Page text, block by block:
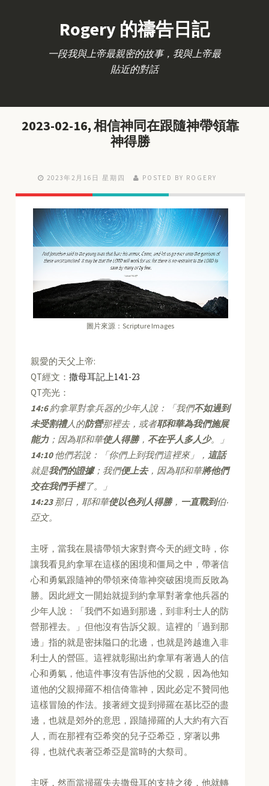
Rogery 的禱告日記
一段我與上帝最親密的故事，我與上帝最
貼近的對話
2023-02-16, 相信神同在跟隨神帶領靠
神得勝
2023年2月16日 星期四 POSTED BY ROGERY
圖片來源：Scripture Images
親愛的天父上帝:
QT經文：撒母耳記上14:1-23
QT亮光：
14:6約拿單對拿兵器的少年人說：「我們不如過到
未受割禮人的防營那裡去，或者耶和華為我們施展
能力；因為耶和華使人得勝， 不在乎人多人少。」
14:10他們若說：「你們上到我們這裡來」，這話
就是我們的證據；我們便上去，因為耶和華將他們
交在我們手裡了。」
14:23那日，耶和華使以色列人得勝， 一直戰到伯‧
亞文。
主呀，當我在晨禱帶領大家對齊今天的經文時，你
讓我看見約拿單在這樣的困境和僵局之中，帶著信
心和勇氣跟隨神的帶領來倚靠神突破困境而反敗為
勝。因此經文一開始就提到約拿單對著拿他兵器的
少年人說：「我們不如過到那邊，到非利士人的防
營那裡去。」但他沒有告訴父親。這裡的「過到那
邊」指的就是密抹隘口的北邊，也就是跨越進入非
利士人的營區。這裡就彰顯出約拿單有著過人的信
心和勇氣，他這件事沒有告訴他的父親，因為他知
道他的父親掃羅不相信倚靠神，因此必定不贊同他
這樣冒險的作法。接著經文提到掃羅在基比亞的盡
邊，也就是郊外的意思，跟隨掃羅的人大約有六百
人，而在那裡有亞希突的兒子亞希亞，穿著以弗
得，也就代表著亞希亞是當時的大祭司。
主呀，然而當掃羅失去撒母耳的支持之後，他就轉